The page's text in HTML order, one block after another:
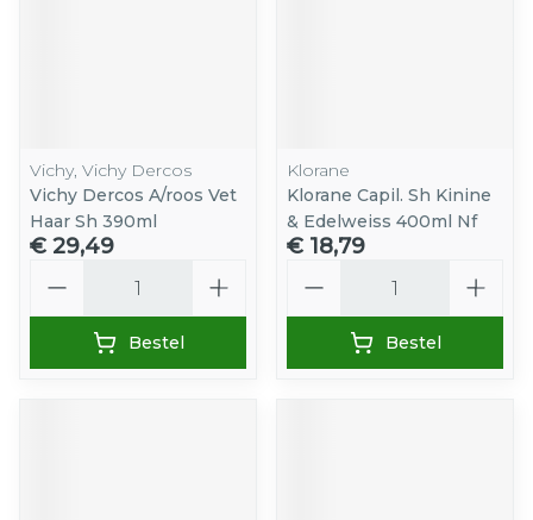
Vichy, Vichy Dercos
Vichy Dercos A/roos Vet
Haar Sh 390ml
€ 29,49
Bestel
Klorane
Klorane Capil. Sh Kinine
& Edelweiss 400ml Nf
€ 18,79
Bestel